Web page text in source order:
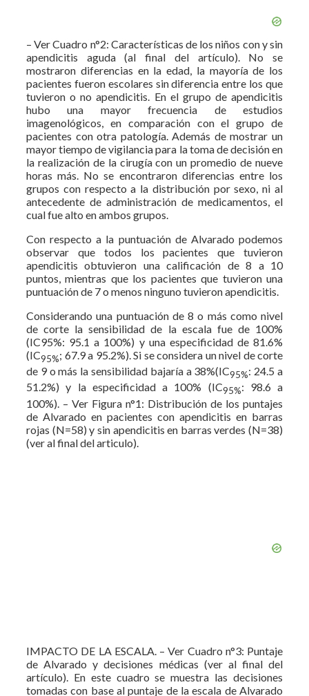
– Ver Cuadro n°2: Características de los niños con y sin
apendicitis aguda (al final del artículo). No se
mostraron diferencias en la edad, la mayoría de los
pacientes fueron escolares sin diferencia entre los que
tuvieron o no apendicitis. En el grupo de apendicitis
hubo una mayor frecuencia de estudios
imagenológicos, en comparación con el grupo de
pacientes con otra patología. Además de mostrar un
mayor tiempo de vigilancia para la toma de decisión en
la realización de la cirugía con un promedio de nueve
horas más. No se encontraron diferencias entre los
grupos con respecto a la distribución por sexo, ni al
antecedente de administración de medicamentos, el
cual fue alto en ambos grupos.
Con respecto a la puntuación de Alvarado podemos
observar que todos los pacientes que tuvieron
apendicitis obtuvieron una calificación de 8 a 10
puntos, mientras que los pacientes que tuvieron una
puntuación de 7 o menos ninguno tuvieron apendicitis.
Considerando una puntuación de 8 o más como nivel
de corte la sensibilidad de la escala fue de 100%
(IC95%: 95.1 a 100%) y una especificidad de 81.6%
(IC95%; 67.9 a 95.2%). Si se considera un nivel de corte
de 9 o más la sensibilidad bajaría a 38%(IC95%: 24.5 a
51.2%) y la especificidad a 100% (IC95%: 98.6 a
100%). – Ver Figura n°1: Distribución de los puntajes
de Alvarado en pacientes con apendicitis en barras
rojas (N=58) y sin apendicitis en barras verdes (N=38)
(ver al final del articulo).
IMPACTO DE LA ESCALA. – Ver Cuadro n°3: Puntaje
de Alvarado y decisiones médicas (ver al final del
artículo). En este cuadro se muestra las decisiones
tomadas con base al puntaje de la escala de Alvarado